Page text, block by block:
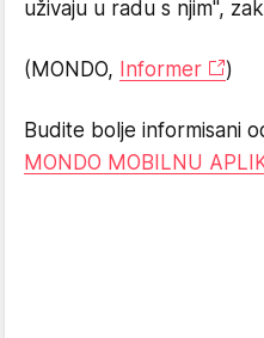
uživaju u radu s njim",
(MONDO, Informer )
Budite bolje informisani
MONDO MOBILNU